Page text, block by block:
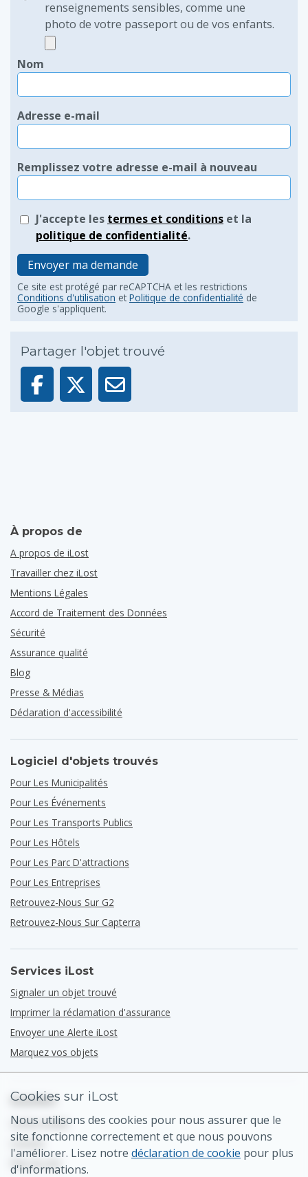
renseignements sensibles, comme une
photo de votre passeport ou de vos enfants.
Nom
Adresse e-mail
Remplissez votre adresse e-mail à nouveau
J'accepte les termes et conditions et la
politique de confidentialité.
Envoyer ma demande
Ce site est protégé par reCAPTCHA et les restrictions
Conditions d'utilisation et Politique de confidentialité de
Google s'appliquent.
Partager l'objet trouvé
À propos de
A propos de iLost
Travailler chez iLost
Mentions Légales
Accord de Traitement des Données
Sécurité
Assurance qualité
Blog
Presse & Médias
Déclaration d'accessibilité
Logiciel d'objets trouvés
Pour Les Municipalités
Pour Les Événements
Pour Les Transports Publics
Pour Les Hôtels
Pour Les Parc D'attractions
Pour Les Entreprises
Retrouvez-Nous Sur G2
Retrouvez-Nous Sur Capterra
Services iLost
Signaler un objet trouvé
Imprimer la réclamation d'assurance
Envoyer une Alerte iLost
Marquez vos objets
Soutien
Centre d'aide
Contact
Plan du site
Cookies sur iLost
Nous utilisons des cookies pour nous assurer que le
site fonctionne correctement et que nous pouvons
l'améliorer. Lisez notre déclaration de cookie pour plus
d'informations.